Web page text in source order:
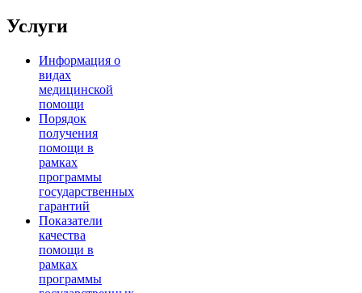
Услуги
Информация о
видах
медицинской
помощи
Порядок
получения
помощи в
рамках
программы
государственных
гарантий
Показатели
качества
помощи в
рамках
программы